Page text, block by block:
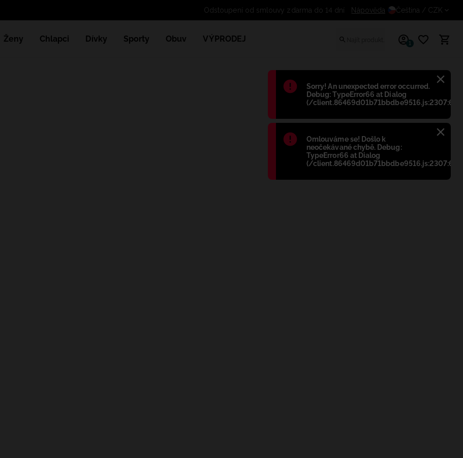
Błąd:
Sorry! An unexpected error occurred.
Debug: TypeError66 at Dialog
(/
Błąd:
Omlouváme se! Došlo k
neočekávané chybě. Debug:
TypeError66 at Dialog
(/
Odstoupení od smlouvy zdarma do 14 dní
Nápověda Čeština / CZK
Ženy Chlapci Dívky Sporty Obuv VÝPRODEJ 1